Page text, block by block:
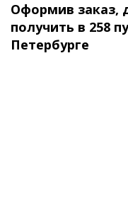
Оформив заказ,
получить в 258
Петербурге